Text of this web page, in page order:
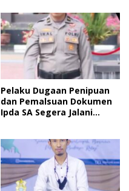
Pelaku Dugaan Penipuan
dan Pemalsuan Dokumen
Ipda SA Segera Jalani
Hakim